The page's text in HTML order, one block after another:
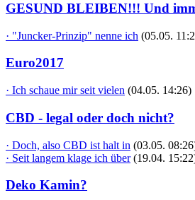
GESUND BLEIBEN!!! Und
· "Juncker-Prinzip" nenne ich (05.05.
Euro2017
· Ich schaue mir seit vielen (04.05. 14:26)
CBD - legal oder doch nicht?
· Doch, also CBD ist halt in (03.05.
· Seit langem klage ich über (19.04.
Deko Kamin?